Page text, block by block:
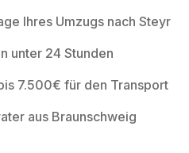
Ihres Umzugs nach Steyr
unter 24 Stunden
7.500€ für den Transport
aus Braunschweig